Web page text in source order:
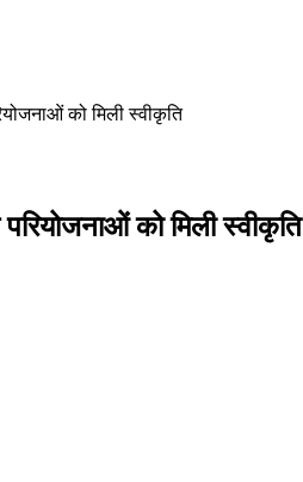
को मिली स्वीकृति
को मिली स्वीकृति